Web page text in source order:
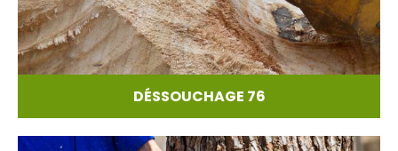
DÉSSOUCHAGE 76